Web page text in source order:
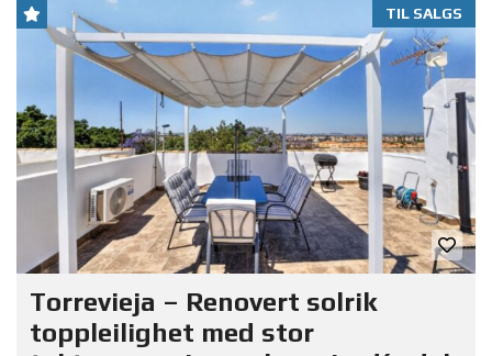
TIL SALGS
Torrevieja – Renovert solrik
toppleilighet med stor